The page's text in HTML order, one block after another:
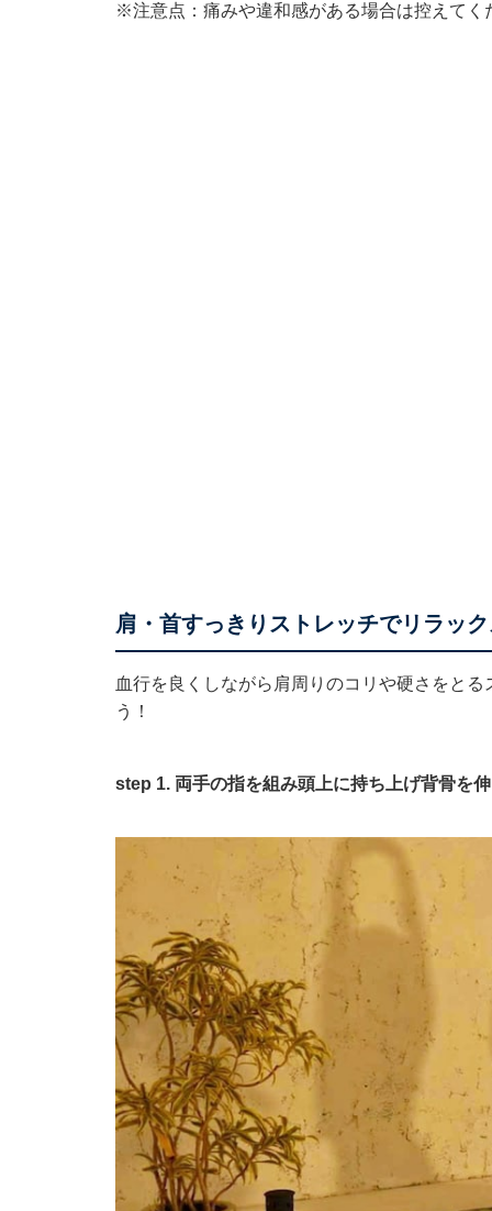
※注意点：痛みや違和感がある場合は控えてく
肩・首すっきりストレッチでリラッ
血行を良くしながら肩周りのコリや硬さをと
う！
step 1. 両手の指を組み頭上に持ち上げ背骨を